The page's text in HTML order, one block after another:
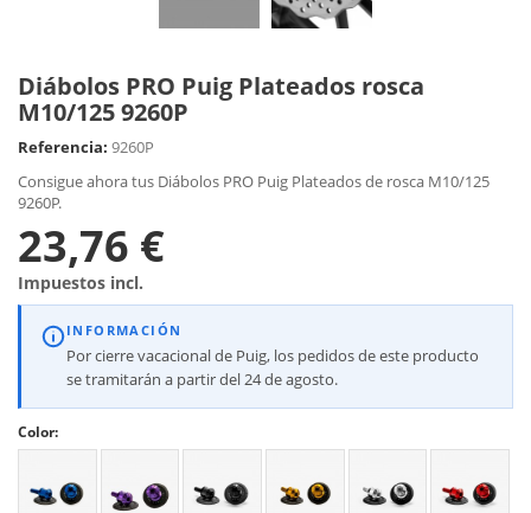
Diábolos PRO Puig Plateados rosca
M10/125 9260P
Referencia: 9260P
Consigue ahora tus Diábolos PRO Puig Plateados de rosca M10/125
9260P.
23,76 €
Impuestos incl.
INFORMACIÓN
Por cierre vacacional de Puig, los pedidos de este producto
se tramitarán a partir del 24 de agosto.
Color: